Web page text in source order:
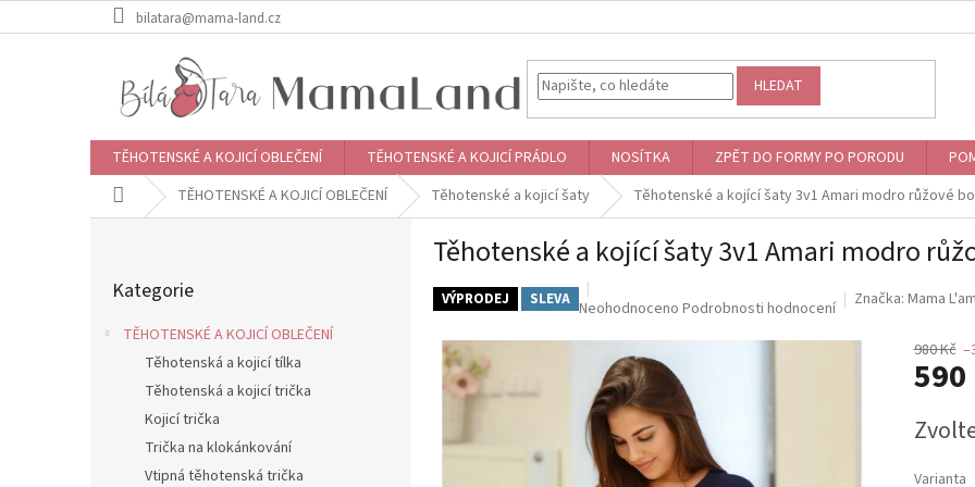
na
bilatara@mama-land.cz
HLEDAT
TĚHOTENSKÉ A KOJICÍ OBLEČENÍ TĚHOTENSKÉ A KOJICÍ PRÁDLO NOSÍTKA ZPĚT DO FORMY PO PORODU
Domů TĚHOTENSKÉ A KOJICÍ OBLEČENÍ Těhotenské a kojicí šaty Těhotenské a kojící šaty 3v1 Amari modro růžové
kategorie
Kategorie
TĚHOTENSKÉ A KOJICÍ OBLEČENÍ
Těhotenská a kojicí tílka
Těhotenská a kojicí trička
Kojicí trička
Trička na klokánkování
Vtipná těhotenská trička
Těhotenské a kojící šaty 3v1 Amari modro
VÝPRODEJ SLEVA Průměrné
0,0
5
hvězdiček.
Neohodnoceno Podrobnosti hodnocení Značka: Mama
980 Kč
590
cena:
Varianta